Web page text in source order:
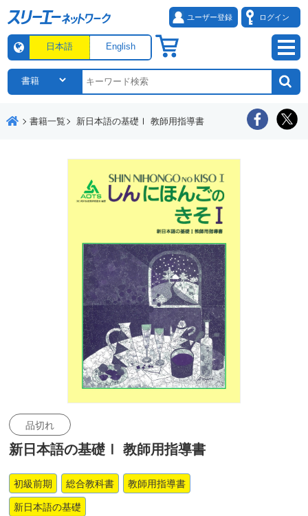
ユーザー登録 ログイン
日本語 English
書籍一覧 新日本語の基礎Ⅰ 教師用指導書
品切れ
新日本語の基礎Ⅰ 教師用指導書
初級前期 総合教科書 教師用指導書
新日本語の基礎